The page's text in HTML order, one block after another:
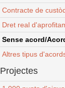
Contracte de
Dret real
Sense acord/
Altres tipus
Projectes